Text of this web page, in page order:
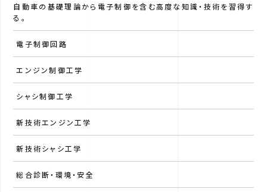
自動車の基礎理論から電子制御を含む高度な知識・技術を習得す
る。
電子制御回路
エンジン制御工学
シャシ制御工学
新技術エンジン工学
新技術シャシ工学
総合診断・環境・安全